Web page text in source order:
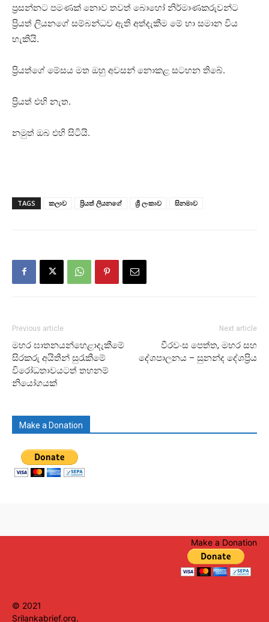
ප්‍රසන්නට පමණක් නොව තවත් බොහෝ නිර්මාණකරුවන්ට
ප්‍රියත් ලියනගේ සම්බන්ධව ඇති අත්දැකීම මේ හා සමාන විය
හැකියි.
ප්‍රියත්ගේ මේසය මත ඔහු අවසන් නොකළ සටහන තිබේ.
ප්‍රියත් එහි නැත.
නමුත් ඔබ එහි සිටියි.
TAGS කලාව ප්‍රියත් ලියනගේ ශ්‍රී ලංකාව සිනමාව
Previous article
මහර ඝාතනයන්හෙළාදැකීමේ
සිරකරු අයිතීන් සුරැකීමේ
විරෝධතාවයටත් තහනම්
නියෝගයක්
Next article
වීරවංස පෙත්ත, මහර සහ
දේශපාලනය – සුනන්ද දේශප්‍රිය
Make a Donation
Make a Donation
© 2021
Srilankabrief.org.